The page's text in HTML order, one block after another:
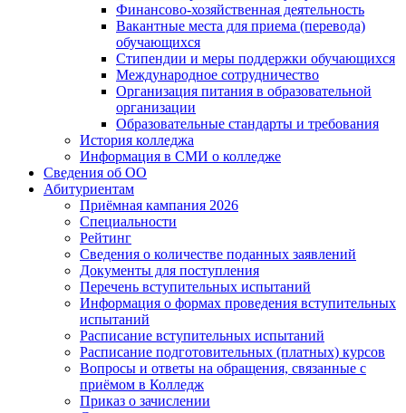
Финансово-хозяйственная деятельность
Вакантные места для приема (перевода)
обучающихся
Стипендии и меры поддержки обучающихся
Международное сотрудничество
Организация питания в образовательной
организации
Образовательные стандарты и требования
История колледжа
Информация в СМИ о колледже
Сведения об ОО
Абитуриентам
Приёмная кампания 2026
Специальности
Рейтинг
Сведения о количестве поданных заявлений
Документы для поступления
Перечень вступительных испытаний
Информация о формах проведения вступительных
испытаний
Расписание вступительных испытаний
Расписание подготовительных (платных) курсов
Вопросы и ответы на обращения, связанные с
приёмом в Колледж
Приказ о зачислении